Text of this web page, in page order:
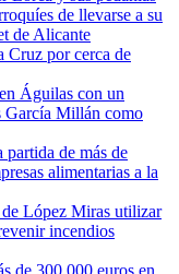
de llevarse a su
de Alicante
Cruz por cerca de
Águilas con un
García Millán como
de más de
alimentarias a la
López Miras utilizar
incendios
de 300.000 euros en